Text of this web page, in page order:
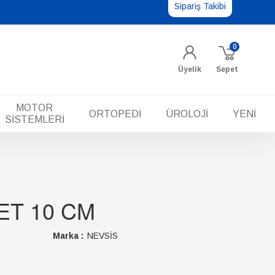
Sipariş Takibi
Üyelik Sepet
0
MOTOR
SİSTEMLERİ
ORTOPEDİ ÜROLOJİ YENİ
10 CM
Marka : NEVSİS